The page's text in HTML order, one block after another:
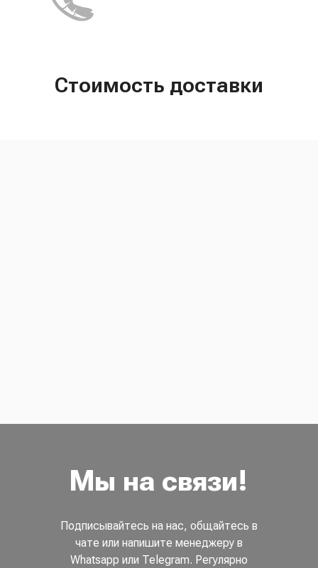
Стоимость доставки
Мы на связи!
Подписывайтесь на нас, общайтесь в
чате или напишите менеджеру в
Whatsapp или Telegram. Регулярно